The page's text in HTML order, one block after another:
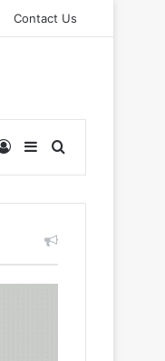
Contact Us
Log InSidebarSearch for